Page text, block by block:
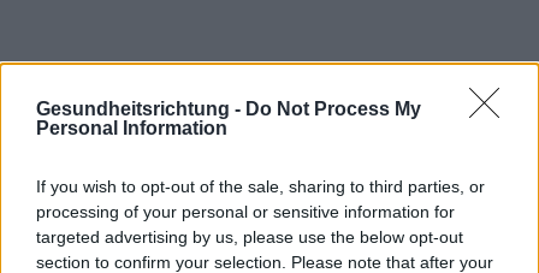
Gesundheitsrichtung - Do Not Process My
Personal Information
If you wish to opt-out of the sale, sharing to third parties, or
processing of your personal or sensitive information for
targeted advertising by us, please use the below opt-out
section to confirm your selection. Please note that after your
Interessant? Teilen sie es auf Facebook!